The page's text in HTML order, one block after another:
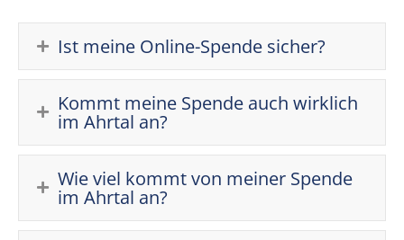
Ist meine Online-Spende sicher?
Kommt meine Spende auch wirklich
im Ahrtal an?
Wie viel kommt von meiner Spende
im Ahrtal an?